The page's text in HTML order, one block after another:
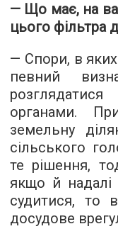
— Що має, на
цього фільтра
— Спори, в
певний
органами.
земельну
сільського
те рішення,
якщо й надалі
судитися, то
досудове